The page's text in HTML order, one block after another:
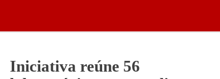
Iniciativa reúne 56